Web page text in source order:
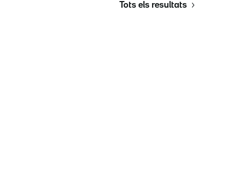
Tots els resultats